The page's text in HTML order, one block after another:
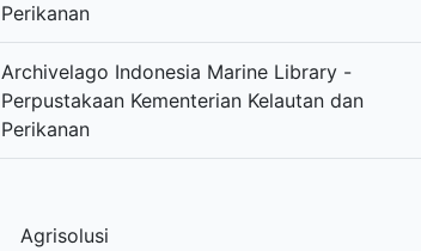
Perikanan
Archivelago Indonesia Marine Library -
Perpustakaan Kementerian Kelautan dan
Perikanan
Agrisolusi